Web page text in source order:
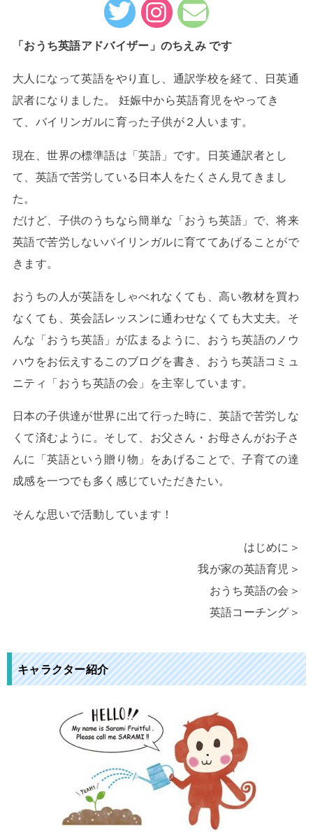
「おうち英語アドバイザー」のちえみ です
大人になって英語をやり直し、通訳学校を経て、日英通
訳者になりました。 妊娠中から英語育児をやってき
て、バイリンガルに育った子供が２人います。
現在、世界の標準語は「英語」です。日英通訳者とし
て、英語で苦労している日本人をたくさん見てきまし
た。
だけど、子供のうちなら簡単な「おうち英語」で、将来
英語で苦労しないバイリンガルに育ててあげることがで
きます。
おうちの人が英語をしゃべれなくても、高い教材を買わ
なくても、英会話レッスンに通わせなくても大丈夫。そ
んな「おうち英語」が広まるように、おうち英語のノウ
ハウをお伝えするこのブログを書き、おうち英語コミュ
ニティ「おうち英語の会」を主宰しています。
日本の子供達が世界に出て行った時に、英語で苦労しな
くて済むように。そして、お父さん・お母さんがお子さ
んに「英語という贈り物」をあげることで、子育ての達
成感を一つでも多く感じていただきたい。
そんな思いで活動しています！
はじめに＞
我が家の英語育児＞
おうち英語の会＞
英語コーチング＞
キャラクター紹介